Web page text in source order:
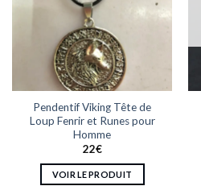
options
peuvent
être
choisies
sur
la
page
du
produit
Pendentif Viking Tête de
Loup Fenrir et Runes pour
Homme
22€
VOIR LE PRODUIT